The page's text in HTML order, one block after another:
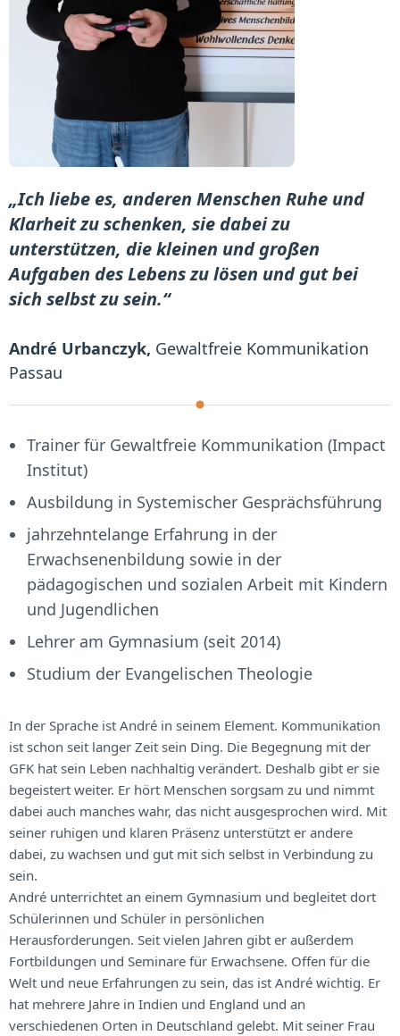
„Ich liebe es, anderen Menschen Ruhe und
Klarheit zu schenken, sie dabei zu
unterstützen, die kleinen und großen
Aufgaben des Lebens zu lösen und gut bei
sich selbst zu sein.“
André Urbanczyk, Gewaltfreie Kommunikation
Passau
Trainer für Gewaltfreie Kommunikation (Impact
Institut)
Ausbildung in Systemischer Gesprächsführung
jahrzehntelange Erfahrung in der
Erwachsenenbildung sowie in der
pädagogischen und sozialen Arbeit mit Kindern
und Jugendlichen
Lehrer am Gymnasium (seit 2014)
Studium der Evangelischen Theologie
In der Sprache ist André in seinem Element. Kommunikation
ist schon seit langer Zeit sein Ding. Die Begegnung mit der
GFK hat sein Leben nachhaltig verändert. Deshalb gibt er sie
begeistert weiter. Er hört Menschen sorgsam zu und nimmt
dabei auch manches wahr, das nicht ausgesprochen wird. Mit
seiner ruhigen und klaren Präsenz unterstützt er andere
dabei, zu wachsen und gut mit sich selbst in Verbindung zu
sein.
André unterrichtet an einem Gymnasium und begleitet dort
Schülerinnen und Schüler in persönlichen
Herausforderungen. Seit vielen Jahren gibt er außerdem
Fortbildungen und Seminare für Erwachsene. Offen für die
Welt und neue Erfahrungen zu sein, das ist André wichtig. Er
hat mehrere Jahre in Indien und England und an
verschiedenen Orten in Deutschland gelebt. Mit seiner Frau